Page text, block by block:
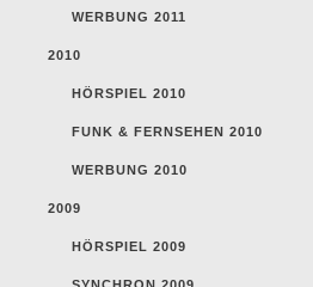
WERBUNG 2011
2010
HÖRSPIEL 2010
FUNK & FERNSEHEN 2010
WERBUNG 2010
2009
HÖRSPIEL 2009